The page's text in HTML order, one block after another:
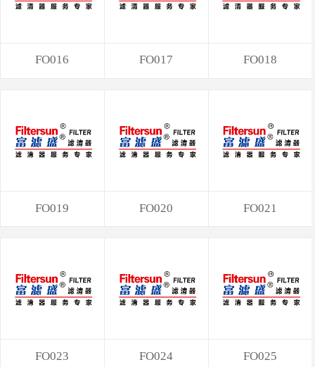
FO016 FO017 FO018
FO019 FO020 FO021
FO023 FO024 FO025